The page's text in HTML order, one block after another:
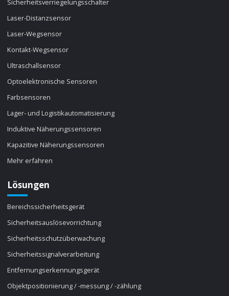
Laser-Distanzsensor
Laser-Wegsensor
Kontakt-Wegsensor
Ultraschallsensor
Optoelektronische Sensoren
Farbsensoren
Lager- und Logistikautomatisierung
Induktive Näherungssensoren
Kapazitive Näherungssensoren
Mehr erfahren
Lösungen
Bereichssicherheitsgerät
Sicherheitsauslösevorrichtung
Sicherheitsschutzüberwachung
Sicherheitssignalverarbeitung
Entfernungserkennungsgerät
Objektpositionierung / -messung / -zählung